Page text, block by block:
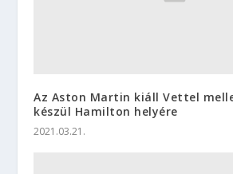
Az Aston Martin kiáll Vettel
készül Hamilton helyére
2021.03.21.